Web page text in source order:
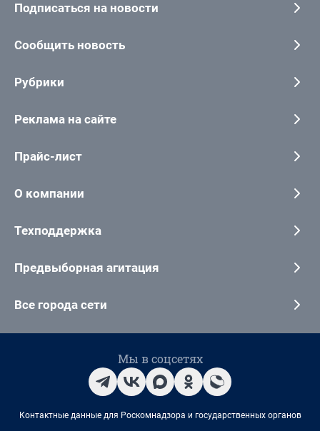
Подписаться на новости
Сообщить новость
Рубрики
Реклама на сайте
Прайс-лист
О компании
Техподдержка
Предвыборная агитация
Все города сети
Мы в соцсетях
Контактные данные для Роскомнадзора и государственных органов